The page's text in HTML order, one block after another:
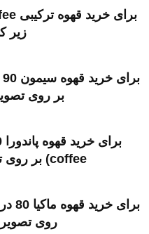
زیر
بر روی
coffee) بر روی تصویر زیر کلیک کنید
روی تصویر